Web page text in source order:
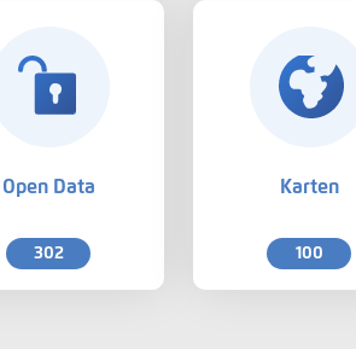
Open Data
302
Karten
100